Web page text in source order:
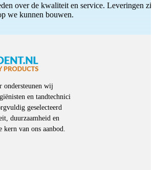
over de kwaliteit en service. Leveringen
we kunnen bouwen.
ondersteunen wij
en tandtechnici
geselecteerd
duurzaamheid en
van ons aanbod.